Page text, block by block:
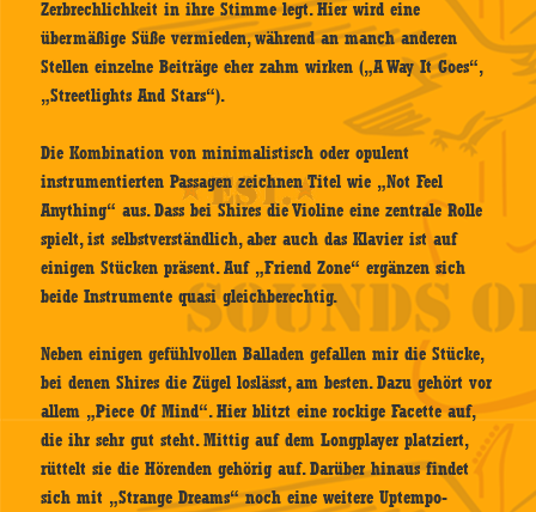
Zerbrechlichkeit in ihre Stimme legt. Hier wird eine
übermäßige Süße vermieden, während an manch anderen
Stellen einzelne Beiträge eher zahm wirken („A Way It Goes“,
„Streetlights And Stars“).
Die Kombination von minimalistisch oder opulent
instrumentierten Passagen zeichnen Titel wie „Not Feel
Anything“ aus. Dass bei Shires die Violine eine zentrale Rolle
spielt, ist selbstverständlich, aber auch das Klavier ist auf
einigen Stücken präsent. Auf „Friend Zone“ ergänzen sich
beide Instrumente quasi gleichberechtig.
Neben einigen gefühlvollen Balladen gefallen mir die Stücke,
bei denen Shires die Zügel loslässt, am besten. Dazu gehört vor
allem „Piece Of Mind“. Hier blitzt eine rockige Facette auf,
die ihr sehr gut steht. Mittig auf dem Longplayer platziert,
rüttelt sie die Hörenden gehörig auf. Darüber hinaus findet
sich mit „Strange Dreams“ noch eine weitere Uptempo-